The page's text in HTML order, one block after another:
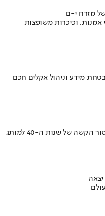
מזרח י-ם
וכיכרות משופצות
מידע וניהול אקלים חכם
איך אסם הפכה את תקופת הצנע והמחסור הקשה של שנות ה-40 למותג